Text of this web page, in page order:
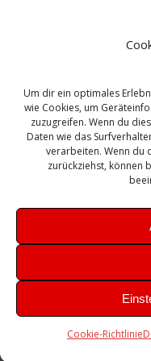
Um dir ein optimales
wie Cookies, um
zuzugreifen. Wenn du
Daten wie das
verarbeiten. Wenn du
zurückziehst, können
Cookie-Richtlinie
Sanierung SBS
Sicherung SIEM
Update Upgrade
VMWare